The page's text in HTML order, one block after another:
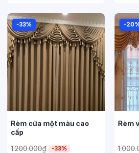
-33%
Rèm cửa một màu cao
cấp
1.200.000₫ -33%
-
Rèm